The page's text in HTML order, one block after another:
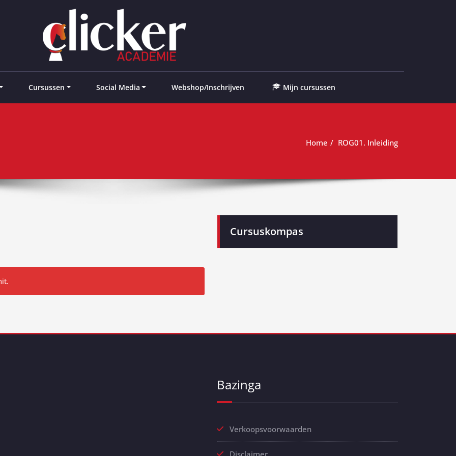
Cursussen Social Media Webshop/Inschrijven Mijn cursussen
Home ROG01. Inleiding
Cursuskompas
Bazinga
Verkoopsvoorwaarden
Disclaimer